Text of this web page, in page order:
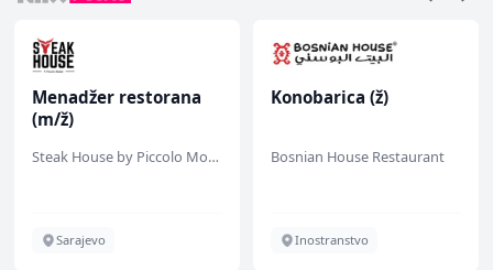
Menadžer restorana
(m/ž)
Steak House by Piccolo Mondo
Sarajevo
Konobarica (ž)
Bosnian House Restaurant
Inostranstvo